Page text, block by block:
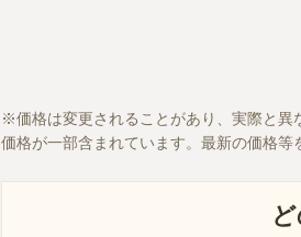
価格は変更されることがあり、実際と
価格が一部含まれています。最新の価格等